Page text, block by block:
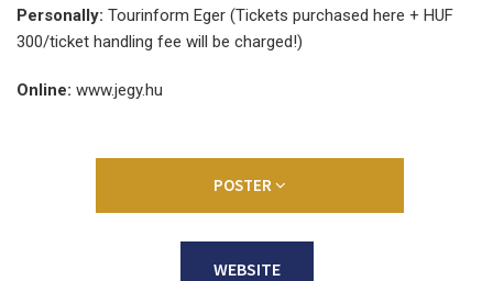
Personally: Tourinform Eger (Tickets purchased here + HUF
300/ticket handling fee will be charged!)
Online: www.jegy.hu
POSTER
WEBSITE